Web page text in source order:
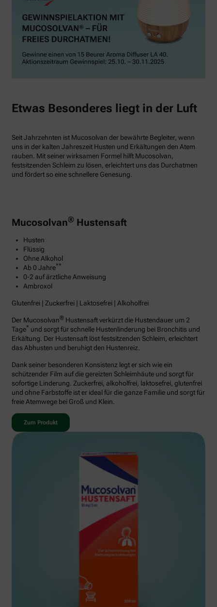
Etwas Besonderes liegt in der Luft
Seit Jahrzehnten ist Mucosolvan der bewährte Begleiter, wenn
uns in der kalten Jahreszeit Husten und Erkältungen den Atem
rauben. Mit seiner wirksamen Formel hilft Mucosolvan,
festsitzenden Schleim zu lösen, erleichtert uns das Durchatmen
und fördert so eine schnellere Genesung.
Mucosolvan® Hustensaft
Husten
Flüssig
Ohne Alkohol
Ab 0 Jahre**
0-2 auf ärztliche Anweisung
Ambroxol
Glutenfrei | Zuckerfrei | Laktosefrei | Alkoholfrei
Der Mucosolvan® Hustensaft verkürzt die Hustendauer um 2
Tage* und sorgt für schnelle Hustenlinderung bei Bronchitis und
Erkältung. Der Hustensaft löst festsitzenden Schleim, erleichtert
das Abhusten und beruhigt den Hustenreiz.
Dank seiner besonderen Konsistenz legt er sich wie ein
schützender Film auf die gereizten Schleimhäute und sorgt für
sofortige Linderung. Zuckerfrei, alkoholfrei, laktosefrei, glutenfrei
und ohne Farbstoffe ist er ideal für die ganze Familie und sorgt für
freie Atemwege bei Groß und Klein.
Zum Produkt